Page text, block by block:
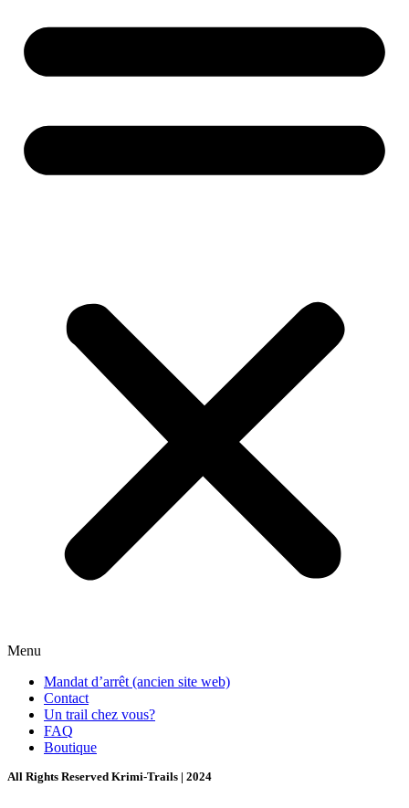
Menu
Mandat d’arrêt (ancien site web)
Contact
Un trail chez vous?
FAQ
Boutique
All Rights Reserved Krimi-Trails | 2024